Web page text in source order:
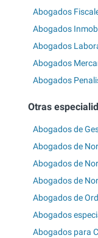
Abogados
Abogados
Abogados
Abogados
Abogados
Otras
Abogados de
Abogados de
Abogados de
Abogados de
Abogados de
Abogados
Abogados para